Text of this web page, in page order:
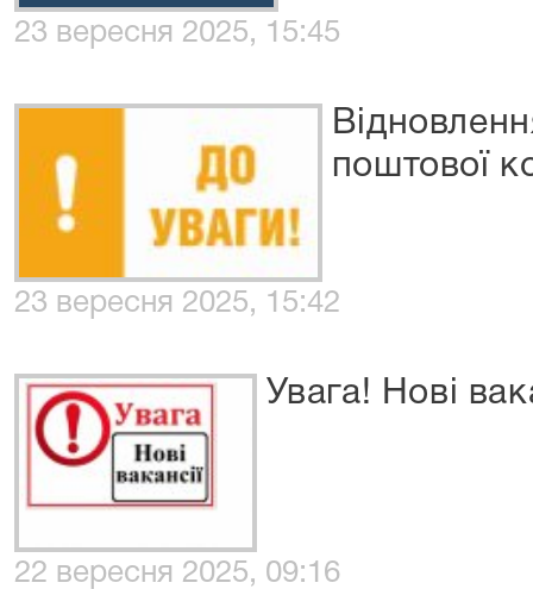
23 вересня 2025, 15:45
поштової
23 вересня 2025, 15:42
Увага! Нові
22 вересня 2025, 09:16